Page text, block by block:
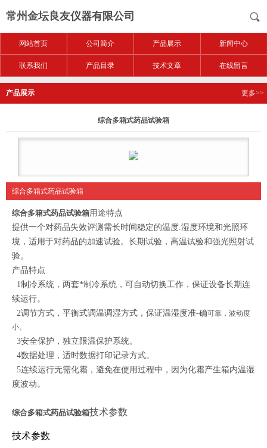
常州金坛良友仪器有限公司
网站首页 公司简介 产品展示 新闻中心
联系我们 产品目录 技术文章 在线留言
产品展示 更多>>
综合多箱式药品试验箱
综合多箱式药品试验箱
综合多箱式药品试验箱用途特点
提供一个对药品失效评测需长时间稳定的温度.湿度环境和光照环
境，适用于对药品的加速试验。长期试验，高温试验和强光照射试
验。
产品特点
1制冷系统，两套*制冷系统，可自动切换工作，保证设备长期连
续运行。
2调节方式，平衡式调温调湿方式，保证温湿度准-确可靠，波动度
小。
3安全保护，独立限温保护系统。
4数据处理，适时数据打印记录方式。
5连续运行无需化霜，避免在使用过程中，因为化霜产生箱内温湿
度波动。
综合多箱式药品试验箱技术参数
技术参数